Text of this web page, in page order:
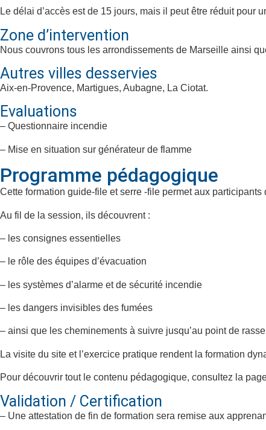
Le délai d’accès est de 15 jours, mais il peut être réduit pour
Zone d’intervention
Nous couvrons tous les arrondissements de Marseille ainsi
Autres villes desservies
Aix-en-Provence, Martigues, Aubagne, La Ciotat.
Evaluations
– Questionnaire incendie
– Mise en situation sur générateur de flamme
Programme pédagogique
Cette formation guide-file et serre -file permet aux
Au fil de la session, ils découvrent :
– les consignes essentielles
– le rôle des équipes d’évacuation
– les systèmes d’alarme et de sécurité incendie
– les dangers invisibles des fumées
– ainsi que les cheminements à suivre jusqu’au point de
La visite du site et l’exercice pratique rendent la formation
Pour découvrir tout le contenu pédagogique, consultez la
Validation / Certification
– Une attestation de fin de formation sera remise aux